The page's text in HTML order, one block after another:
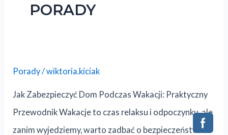
PORADY
Porady/wiktoria.kiciak
Jak Zabezpieczyć Dom Podczas Wakacji: Praktyczny
Przewodnik Wakacje to czas relaksu i odpoczynku, ale
zanim wyjedziemy, warto zadbać o bezpieczeństwo